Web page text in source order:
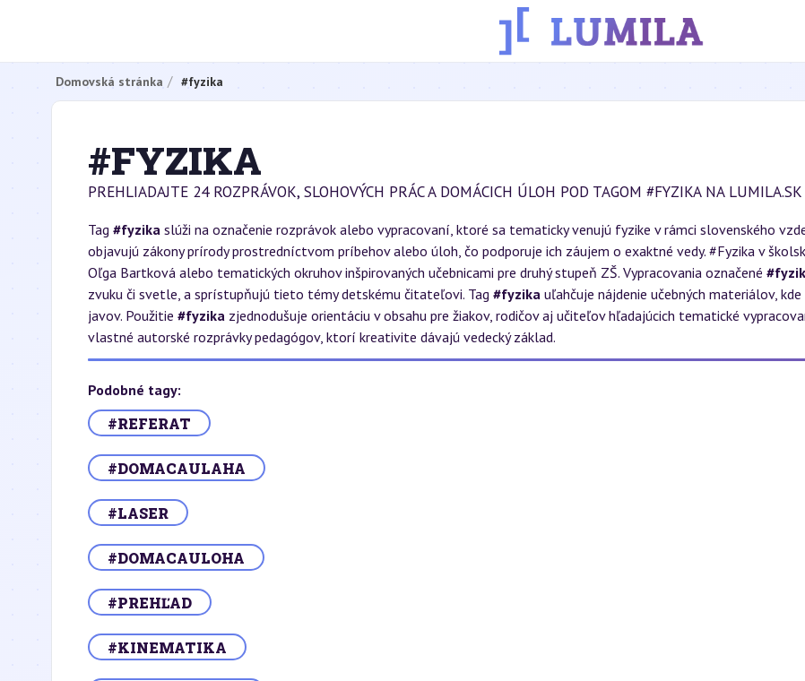
Domovská stránka #fyzika
#FYZIKA
PREHLIADAJTE 24 ROZPRÁVOK, SLOHOVÝCH PRÁC A DOMÁCICH ÚLOH POD TAGOM #FYZIKA NA LUMILA.SK
Tag #fyzika slúži na označenie rozprávok alebo vypracovaní, ktoré sa tematicky venujú fyzike v rámci slovenského
objavujú zákony prírody prostredníctvom príbehov alebo úloh, čo podporuje ich záujem o exaktné vedy. #Fyzika v
Oľga Bartková alebo tematických okruhov inšpirovaných učebnicami pre druhý stupeň ZŠ. Vypracovania označené
zvuku či svetle, a sprístupňujú tieto témy detskému čitateľovi. Tag #fyzika uľahčuje nájdenie učebných materiálov,
javov. Použitie #fyzika zjednodušuje orientáciu v obsahu pre žiakov, rodičov aj učiteľov hľadajúcich tematické
vlastné autorské rozprávky pedagógov, ktorí kreativite dávajú vedecký základ.
Podobné tagy:
#REFERAT
#DOMACAULAHA
#LASER
#DOMACAULOHA
#PREHĽAD
#KINEMATIKA